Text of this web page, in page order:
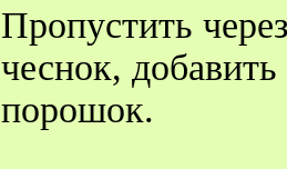
Пропустить
чеснок,
порошок.